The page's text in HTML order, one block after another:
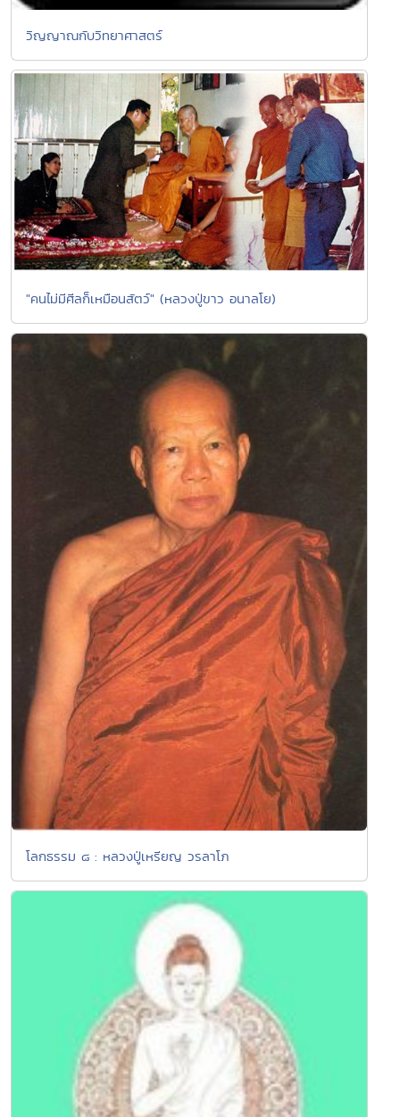
วิญญาณกับวิทยาศาสตร์
"คนไม่มีศีลก็เหมือนสัตว์" (หลวงปู่ขาว อนาลโย)
โลกธรรม ๘ : หลวงปู่เหรียญ วรลาโภ